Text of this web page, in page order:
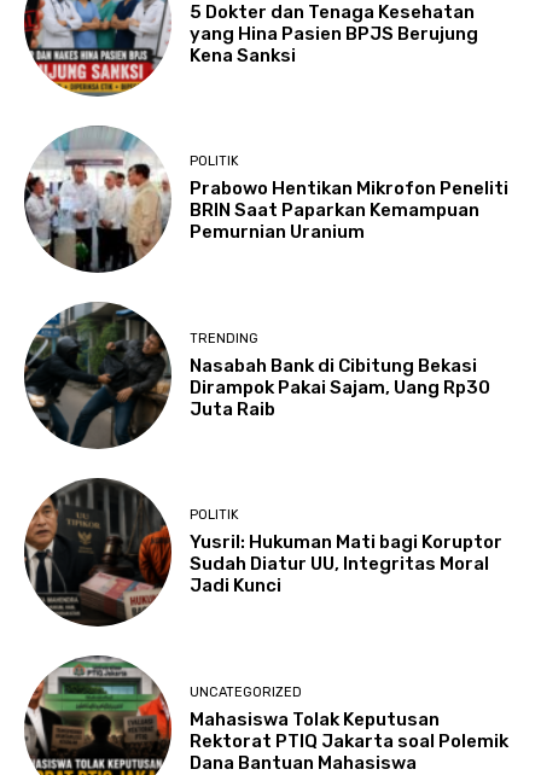
5 Dokter dan Tenaga Kesehatan
yang Hina Pasien BPJS Berujung
Kena Sanksi
POLITIK
Prabowo Hentikan Mikrofon Peneliti
BRIN Saat Paparkan Kemampuan
Pemurnian Uranium
TRENDING
Nasabah Bank di Cibitung Bekasi
Dirampok Pakai Sajam, Uang Rp30
Juta Raib
POLITIK
Yusril: Hukuman Mati bagi Koruptor
Sudah Diatur UU, Integritas Moral
Jadi Kunci
UNCATEGORIZED
Mahasiswa Tolak Keputusan
Rektorat PTIQ Jakarta soal Polemik
Dana Bantuan Mahasiswa